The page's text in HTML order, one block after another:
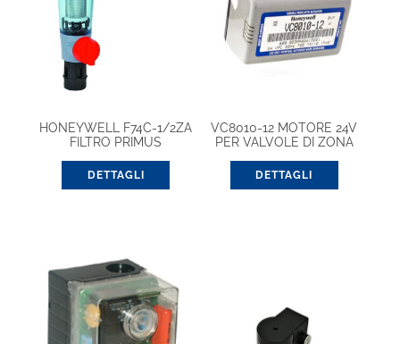
HONEYWELL F74C-1/2ZA
FILTRO PRIMUS
DETTAGLI
VC8010-12 MOTORE 24V
PER VALVOLE DI ZONA
DETTAGLI